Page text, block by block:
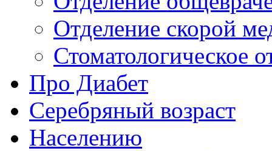
Отделение скорой
Стоматологическое
Про Диабет
Серебряный возраст
Населению